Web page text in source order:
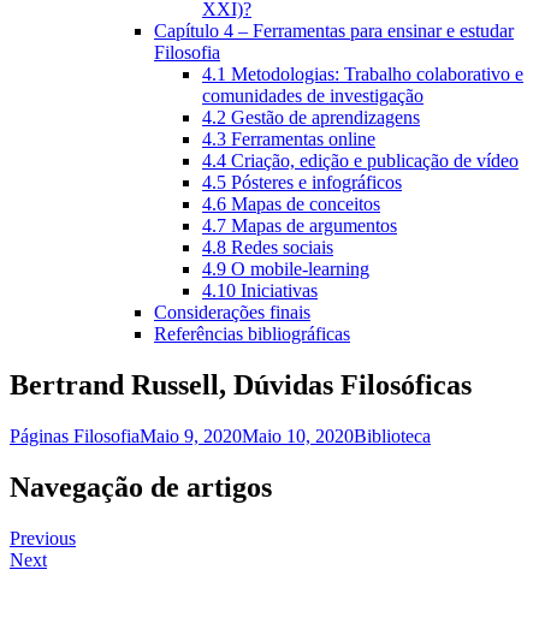
XXI)?
Capítulo 4 – Ferramentas para ensinar e estudar
Filosofia
4.1 Metodologias: Trabalho colaborativo e
comunidades de investigação
4.2 Gestão de aprendizagens
4.3 Ferramentas online
4.4 Criação, edição e publicação de vídeo
4.5 Pósteres e infográficos
4.6 Mapas de conceitos
4.7 Mapas de argumentos
4.8 Redes sociais
4.9 O mobile-learning
4.10 Iniciativas
Considerações finais
Referências bibliográficas
Bertrand Russell, Dúvidas Filosóficas
Páginas FilosofiaMaio 9, 2020Maio 10, 2020Biblioteca
Navegação de artigos
Previous
Next